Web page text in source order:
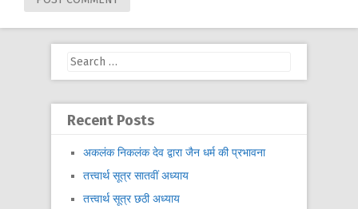
Search
Recent Posts
अकलंक निकलंक देव द्वारा जैन धर्म की प्रभावना
तत्त्वार्थ सूत्र सातवीं अध्याय
तत्त्वार्थ सूत्र छठी अध्याय